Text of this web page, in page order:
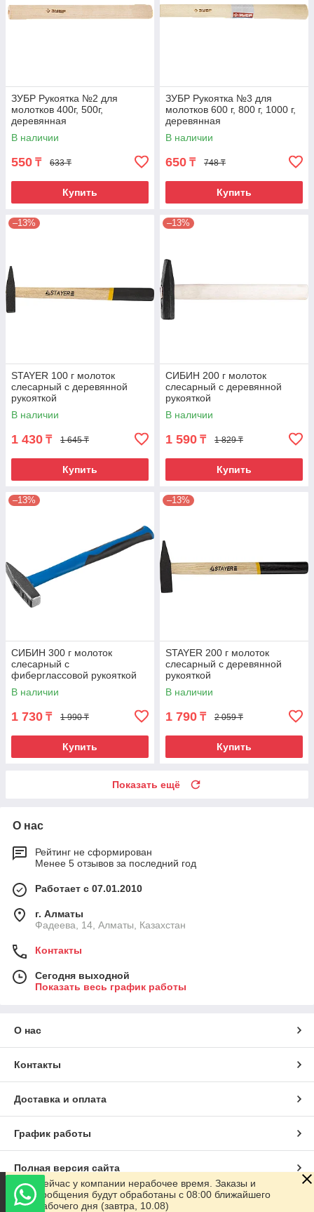
ЗУБР Рукоятка №2 для
молотков 400г, 500г,
деревянная
В наличии
550 ₸ 633 ₸
Купить
ЗУБР Рукоятка №3 для
молотков 600 г, 800 г, 1000 г,
деревянная
В наличии
650 ₸ 748 ₸
Купить
–13%
STAYER 100 г молоток
слесарный с деревянной
рукояткой
В наличии
1 430 ₸ 1 645 ₸
Купить
–13%
СИБИН 200 г молоток
слесарный с деревянной
рукояткой
В наличии
1 590 ₸ 1 829 ₸
Купить
–13%
СИБИН 300 г молоток
слесарный с
фиберглассовой рукояткой
В наличии
1 730 ₸ 1 990 ₸
Купить
–13%
STAYER 200 г молоток
слесарный с деревянной
рукояткой
В наличии
1 790 ₸ 2 059 ₸
Купить
Показать ещё
О нас
Рейтинг не сформирован
Менее 5 отзывов за последний год
Работает с 07.01.2010
г. Алматы
Фадеева, 14, Алматы, Казахстан
Контакты
Сегодня выходной
Показать весь график работы
О нас
Контакты
Доставка и оплата
График работы
Полная версия сайта
Сайт создан на маркетплейсеSatu.kz
Сейчас у компании нерабочее время. Заказы и
сообщения будут обработаны с 08:00 ближайшего
рабочего дня (завтра, 10.08)